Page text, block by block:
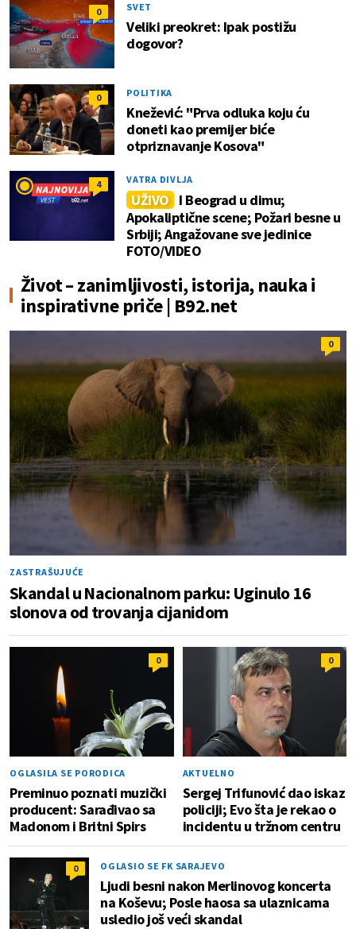
0 SVET
Veliki preokret: Ipak postižu
dogovor?
0 POLITIKA
Knežević: "Prva odluka koju ću
doneti kao premijer biće
otpriznavanje Kosova"
4 VATRA DIVLJA
UŽIVO I Beograd u dimu;
Apokaliptične scene; Požari besne u
Srbiji; Angažovane sve jedinice
FOTO/VIDEO
Život – zanimljivosti, istorija, nauka i
inspirativne priče | B92.net
0
ZASTRAŠUJUĆE
Skandal u Nacionalnom parku: Uginulo 16
slonova od trovanja cijanidom
0
OGLASILA SE PORODICA
Preminuo poznati muzički
producent: Sarađivao sa
Madonom i Britni Spirs
0
AKTUELNO
Sergej Trifunović dao iskaz
policiji; Evo šta je rekao o
incidentu u tržnom centru
0 OGLASIO SE FK SARAJEVO
Ljudi besni nakon Merlinovog koncerta
na Koševu; Posle haosa sa ulaznicama
usledio još veći skandal